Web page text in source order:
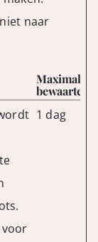
naar
Maximale
1 dag